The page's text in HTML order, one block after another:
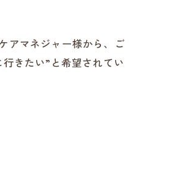
アマネジャー様から、ご
きたい”と希望されてい